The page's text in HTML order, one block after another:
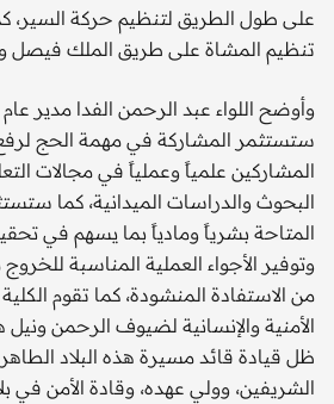
على طول الطريق لتنظيم حركة السير،
تنظيم المشاة على طريق الملك فيصل
وأوضح اللواء عبد الرحمن الفدا مدير عام
ستستثمر المشاركة في مهمة الحج
المشاركين علمياً وعملياً في مجالات
البحوث والدراسات الميدانية، كما
المتاحة بشرياً ومادياً بما يسهم في
وتوفير الأجواء العملية المناسبة
من الاستفادة المنشودة، كما تقوم
الأمنية والإنسانية لضيوف الرحمن
ظل قيادة قائد مسيرة هذه البلاد
الشريفين، وولي عهده، وقادة الأمن في